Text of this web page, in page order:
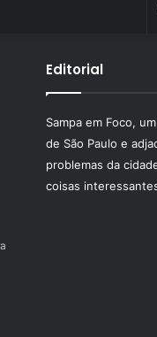
Editorial
Sampa em Foco,
de São Paulo e
problemas da
coisas